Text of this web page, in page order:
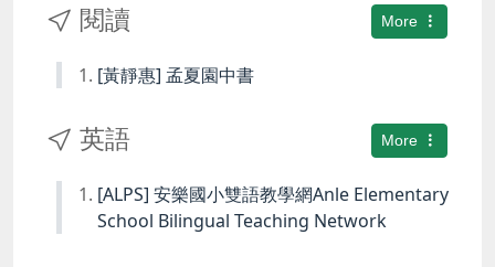
More
閱讀
[黃靜惠] 孟夏園中書
More
英語
[ALPS] 安樂國小雙語教學網Anle Elementary
School Bilingual Teaching Network